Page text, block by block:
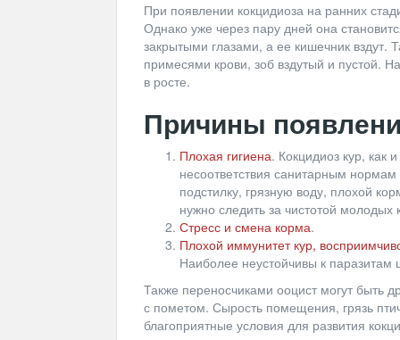
При появлении кокцидиоза на ранних
Однако уже через пару дней она
закрытыми глазами, а ее кишечник вздут.
примесями крови, зоб вздутый и пустой.
в росте.
Причины
Плохая гигиена. Кокцидиоз кур, как
несоответствия санитарным
подстилку, грязную воду, плохой
нужно следить за чистотой молодых
Стресс и смена корма.
Плохой иммунитет кур,
Наиболее неустойчивы к
Также переносчиками ооцист могут быть
с пометом. Сырость помещения, грязь
благоприятные условия для развития